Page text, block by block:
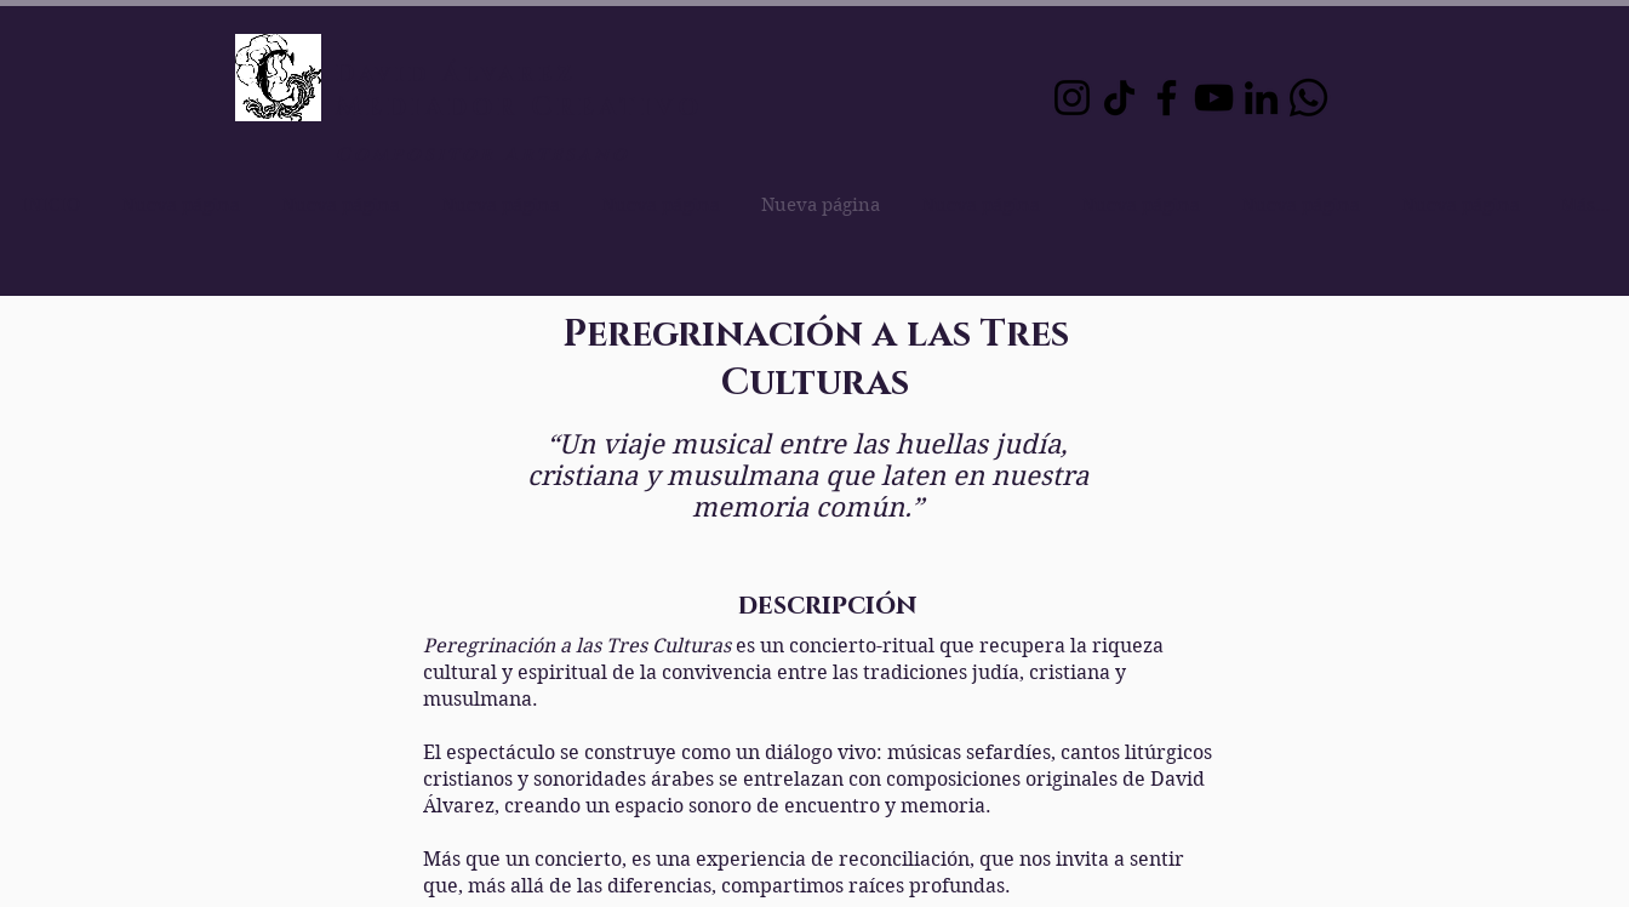
Nueva página
Peregrinación a las Tres
Culturas
“Un viaje musical entre las huellas judía,
cristiana y musulmana que laten en nuestra
memoria común.”
descripción
Peregrinación a las Tres Culturases un concierto-ritual que recupera la riqueza
cultural y espiritual de la convivencia entre las tradiciones judía, cristiana y
musulmana.
El espectáculo se construye como un diálogo vivo: músicas sefardíes, cantos litúrgicos
cristianos y sonoridades árabes se entrelazan con composiciones originales de David
Álvarez, creando un espacio sonoro de encuentro y memoria.
Más que un concierto, es una experiencia de reconciliación, que nos invita a sentir
que, más allá de las diferencias, compartimos raíces profundas.